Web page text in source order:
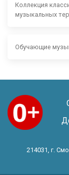
Коллекция
музыкальных
Обучающие
214031, г.